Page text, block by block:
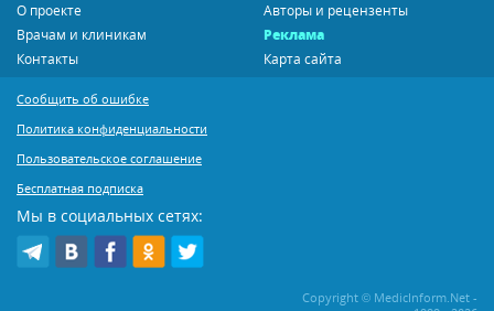
О проекте
Авторы и рецензенты
Врачам и клиникам
Реклама
Контакты
Карта сайта
Сообщить об ошибке
Политика конфиденциальности
Пользовательское соглашение
Бесплатная подписка
Мы в социальных сетях:
Copyright © MedicInform.Net -